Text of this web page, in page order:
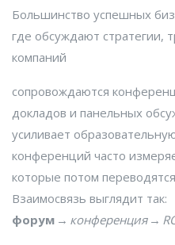
Большинство успешных
где обсуждают стратегии,
компаний
сопровождаются
докладов и панельных
усиливает
конференций часто
которые потом
Взаимосвязь выглядит так:
форум → конференция→